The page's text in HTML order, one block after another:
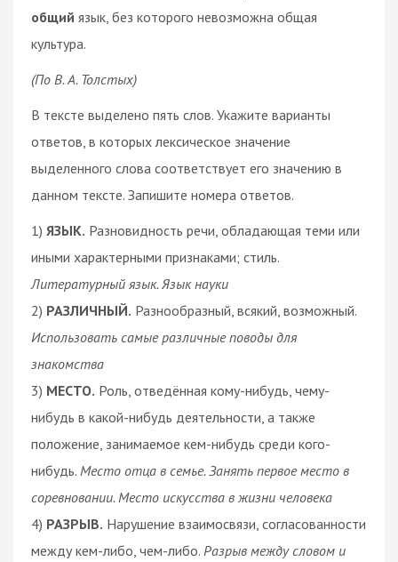
общий язык, без которого невозможна общая
культура.
(По В. А. Толстых)
В тексте выделено пять слов. Укажите варианты
ответов, в которых лексическое значение
выделенного слова соответствует его значению в
данном тексте. Запишите номера ответов.
1) ЯЗЫК. Разновидность речи, обладающая теми или
иными характерными признаками; стиль.
Литературный язык. Язык науки
2) РАЗЛИЧНЫЙ. Разнообразный, всякий, возможный.
Использовать самые различные поводы для
знакомства
3) МЕСТО. Роль, отведённая кому-нибудь, чему-
нибудь в какой-нибудь деятельности, а также
положение, занимаемое кем-нибудь среди кого-
нибудь. Место отца в семье. Занять первое место в
соревновании. Место искусства в жизни человека
4) РАЗРЫВ. Нарушение взаимосвязи, согласованности
между кем-либо, чем-либо. Разрыв между словом и